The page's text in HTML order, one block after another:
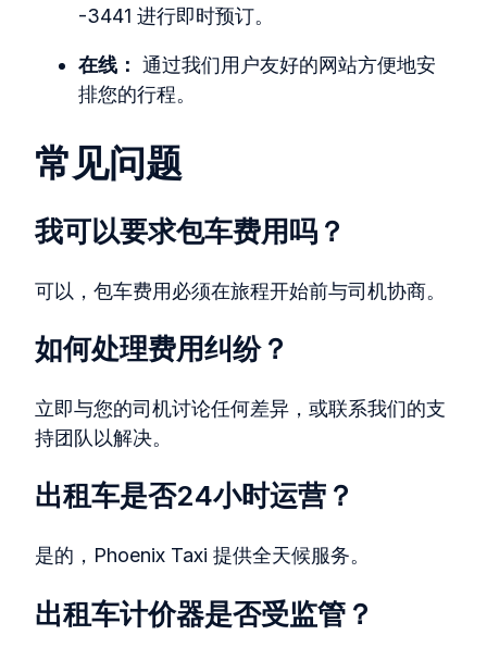
-3441 进行即时预订。
在线： 通过我们用户友好的网站方便地安
排您的行程。
常见问题
我可以要求包车费用吗？
可以，包车费用必须在旅程开始前与司机协商。
如何处理费用纠纷？
立即与您的司机讨论任何差异，或联系我们的支
持团队以解决。
出租车是否24小时运营？
是的，Phoenix Taxi 提供全天候服务。
出租车计价器是否受监管？